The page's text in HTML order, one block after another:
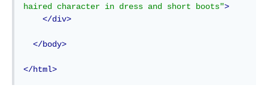
haired character in dress and short boots">
</div>
</body>
</html>